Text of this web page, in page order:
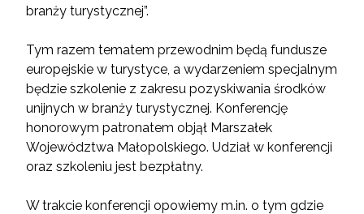
branży turystycznej”.
Tym razem tematem przewodnim będą fundusze
europejskie w turystyce, a wydarzeniem specjalnym
będzie szkolenie z zakresu pozyskiwania środków
unijnych w branży turystycznej. Konferencję
honorowym patronatem objął Marszałek
Województwa Małopolskiego. Udział w konferencji
oraz szkoleniu jest bezpłatny.
W trakcie konferencji opowiemy m.in. o tym gdzie